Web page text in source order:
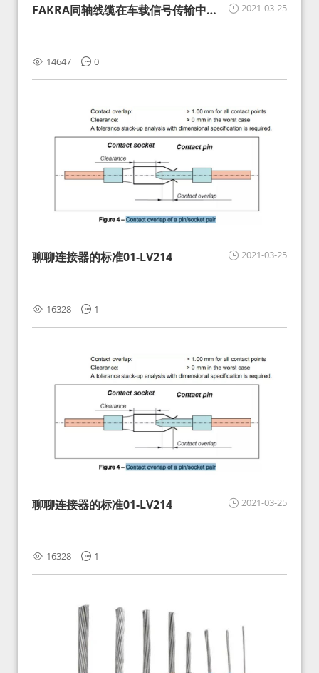
2021-03-25
FAKRA同轴线缆在车载信号传输中的
14647 0
2021-03-25
聊聊连接器的标准01-LV214
16328 1
2021-03-25
聊聊连接器的标准01-LV214
16328 1